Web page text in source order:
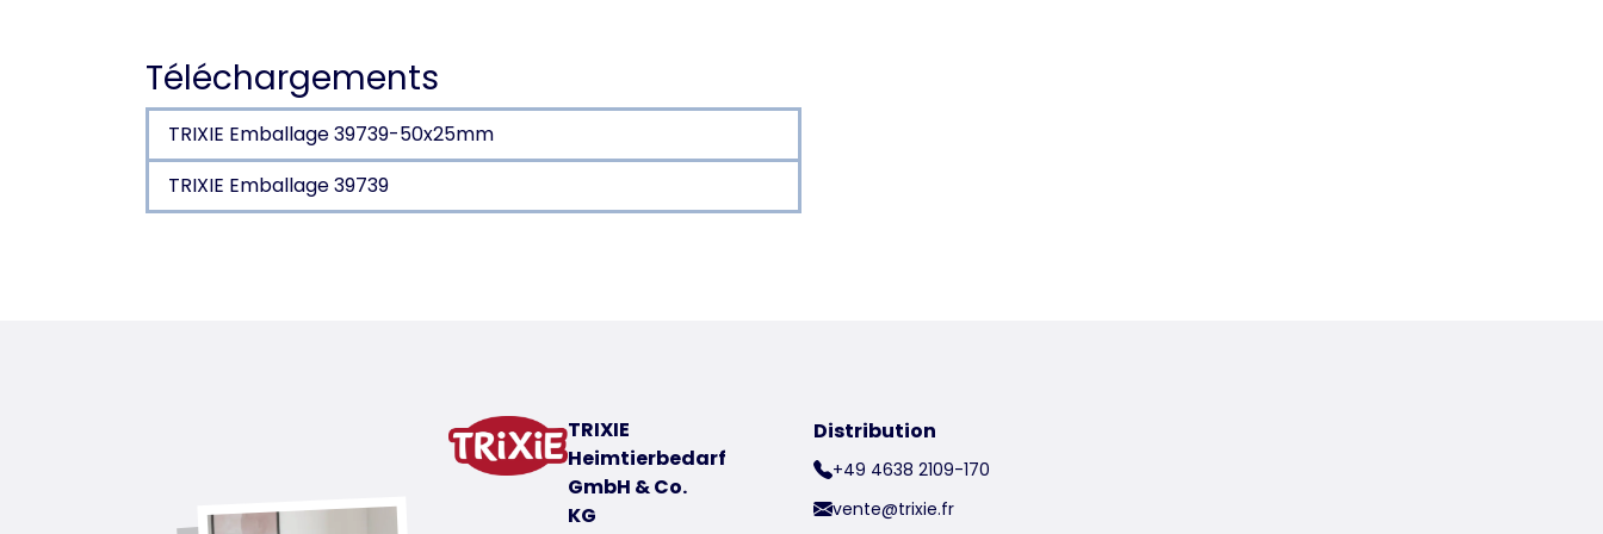
Téléchargements
TRIXIE Emballage 39739-50x25mm
TRIXIE Emballage 39739
variante de produit: numéro unique du produit 39739
39735/39736/39741–39745
TRIXIE
Heimtierbedarf
GmbH & Co.
KG
Distribution
+49 4638 2109-170
vente@trixie.fr